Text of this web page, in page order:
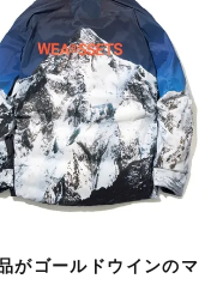
がゴールドウインのマ